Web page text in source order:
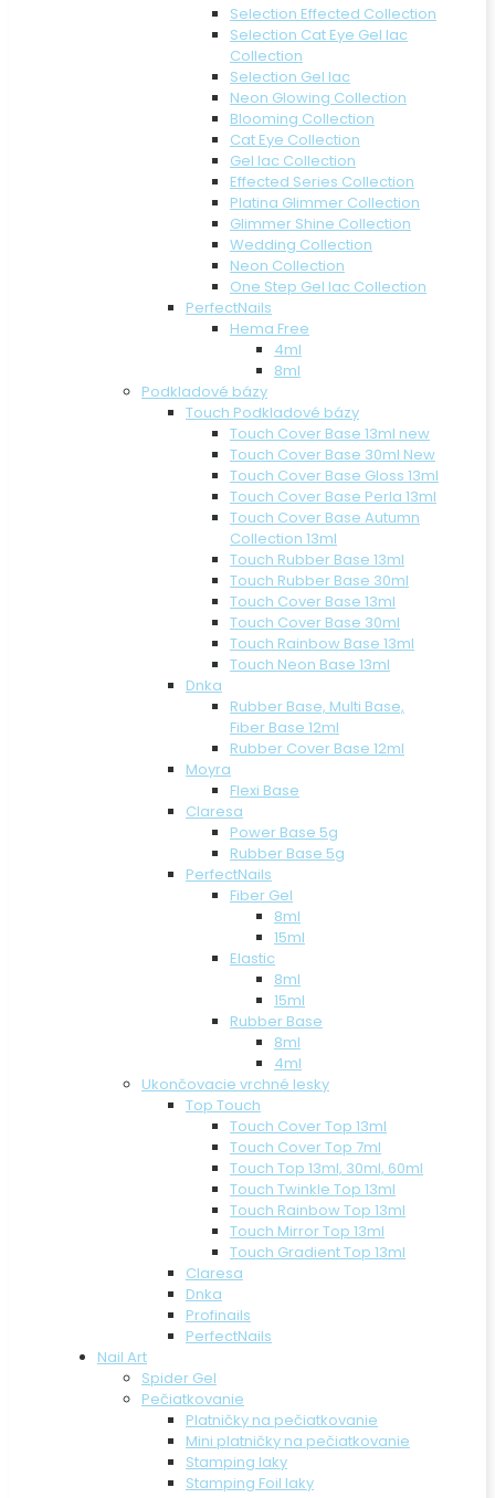
Selection Effected Collection
Selection Cat Eye Gel lac
Collection
Selection Gel lac
Neon Glowing Collection
Blooming Collection
Cat Eye Collection
Gel lac Collection
Effected Series Collection
Platina Glimmer Collection
Glimmer Shine Collection
Wedding Collection
Neon Collection
One Step Gel lac Collection
PerfectNails
Hema Free
4ml
8ml
Podkladové bázy
Touch Podkladové bázy
Touch Cover Base 13ml new
Touch Cover Base 30ml New
Touch Cover Base Gloss 13ml
Touch Cover Base Perla 13ml
Touch Cover Base Autumn
Collection 13ml
Touch Rubber Base 13ml
Touch Rubber Base 30ml
Touch Cover Base 13ml
Touch Cover Base 30ml
Touch Rainbow Base 13ml
Touch Neon Base 13ml
Dnka
Rubber Base, Multi Base,
Fiber Base 12ml
Rubber Cover Base 12ml
Moyra
Flexi Base
Claresa
Power Base 5g
Rubber Base 5g
PerfectNails
Fiber Gel
8ml
15ml
Elastic
8ml
15ml
Rubber Base
8ml
4ml
Ukončovacie vrchné lesky
Top Touch
Touch Cover Top 13ml
Touch Cover Top 7ml
Touch Top 13ml, 30ml, 60ml
Touch Twinkle Top 13ml
Touch Rainbow Top 13ml
Touch Mirror Top 13ml
Touch Gradient Top 13ml
Claresa
Dnka
Profinails
PerfectNails
Nail Art
Spider Gel
Pečiatkovanie
Platničky na pečiatkovanie
Mini platničky na pečiatkovanie
Stamping laky
Stamping Foil laky